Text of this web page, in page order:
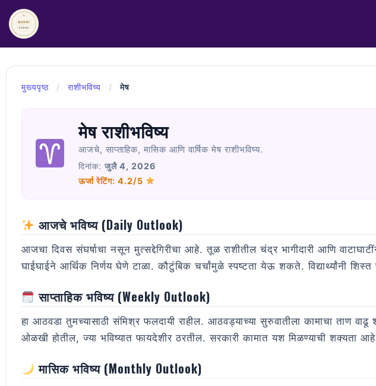
Skip
content
मुख्यपृष्ठ / राशीभविष्य / मेष
मेष राशीभविष्य
आजचे, साप्ताहिक, मासिक आणि वार्षिक मेष राशीभविष्य.
दिनांक: जुलै 4, 2026
ऊर्जा रेटिंग: 4.2/5
आजचे भविष्य (Daily Outlook)
आजचा दिवस संघर्षाचा नसून मुत्सद्देगिरीचा आहे. तूळ राशीतील चंद्र भागीदारी आणि
घाईघाईने आर्थिक निर्णय घेणे टाळा. कौटुंबिक चर्चांमुळे स्पष्टता येऊ शकते. विद्यार्थ्यांनी
साप्ताहिक भविष्य (Weekly Outlook)
हा आठवडा तुमच्यासाठी संमिश्र फलदायी राहील. आठवड्याच्या सुरुवातीला कामाचा ताण
ओळखी होतील, ज्या भविष्यात फायदेशीर ठरतील. सरकारी कामात यश मिळण्याची शक्यता आहे.
मासिक भविष्य (Monthly Outlook)